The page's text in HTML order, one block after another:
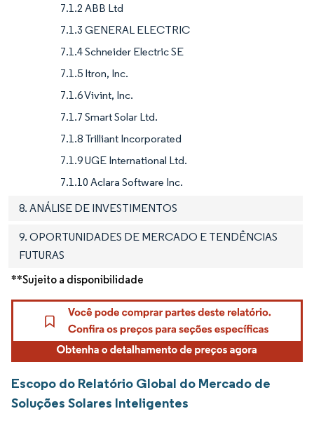
7.1.2 ABB Ltd
7.1.3 GENERAL ELECTRIC
7.1.4 Schneider Electric SE
7.1.5 Itron, Inc.
7.1.6 Vivint, Inc.
7.1.7 Smart Solar Ltd.
7.1.8 Trilliant Incorporated
7.1.9 UGE International Ltd.
7.1.10 Aclara Software Inc.
8. ANÁLISE DE INVESTIMENTOS
9. OPORTUNIDADES DE MERCADO E TENDÊNCIAS
FUTURAS
**Sujeito a disponibilidade
Escopo do Relatório Global do Mercado de
Soluções Solares Inteligentes